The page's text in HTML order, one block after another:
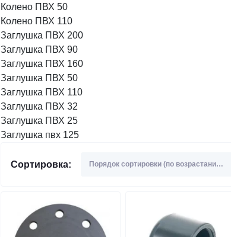
Колено ПВХ 50
Колено ПВХ 110
Заглушка ПВХ 200
Заглушка ПВХ 90
Заглушка ПВХ 160
Заглушка ПВХ 50
Заглушка ПВХ 110
Заглушка ПВХ 32
Заглушка ПВХ 25
Заглушка пвх 125
Сортировка: